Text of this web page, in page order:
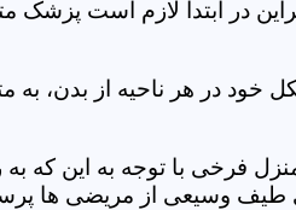
در ابتدا لازم است
خود در هر ناحیه از بدن،
فرخی با توجه به این که
وسیعی از مریضی ها